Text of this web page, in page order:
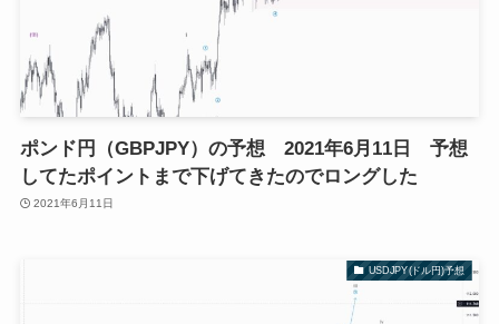
ポンド円（GBPJPY）の予想 2021年6月11日 予想
してたポイントまで下げてきたのでロングした
2021年6月11日
USDJPY(ドル円)予想